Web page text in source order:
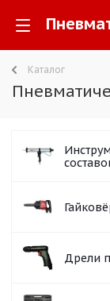
Каталог
Дрели